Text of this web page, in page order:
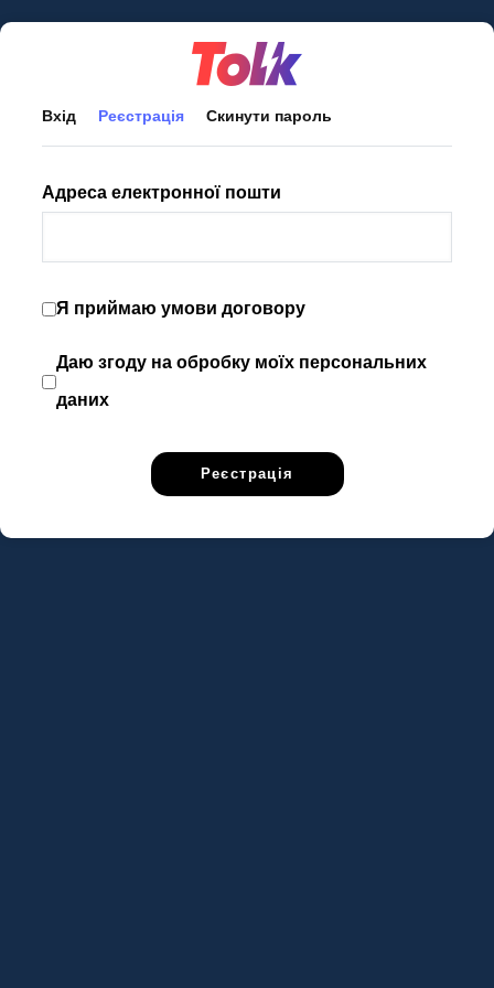
Перейти
Основні
вкладки
Вхід Реєстрація (активна
Скинути пароль
Адреса електронної пошти
Я приймаю умови договору
Даю згоду на обробку моїх персональних
даних